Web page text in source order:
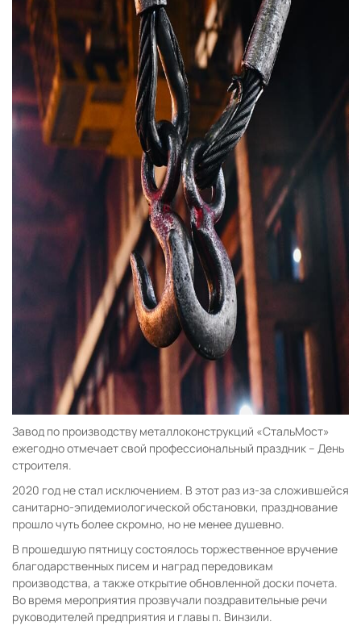
Завод по производству металлоконструкций «СтальМост»
ежегодно отмечает свой профессиональный праздник – День
строителя.
2020 год не стал исключением. В этот раз из-за сложившейся
санитарно-эпидемиологической обстановки, празднование
прошло чуть более скромно, но не менее душевно.
В прошедшую пятницу состоялось торжественное вручение
благодарственных писем и наград передовикам
производства, а также открытие обновленной доски почета.
Во время мероприятия прозвучали поздравительные речи
руководителей предприятия и главы п. Винзили.